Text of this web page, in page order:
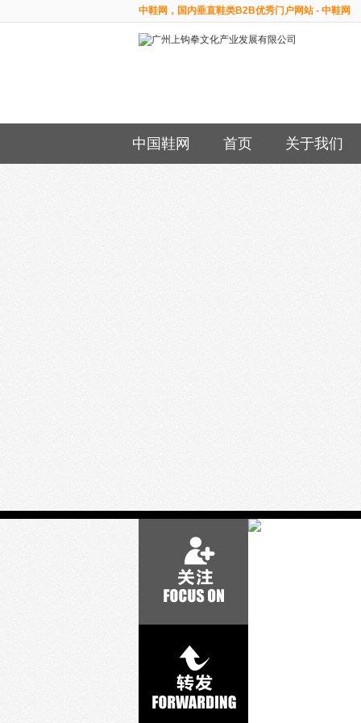
中鞋网，国内垂直鞋类B2B优秀门户网站 - 中鞋网
中国鞋网 首页 关于我们